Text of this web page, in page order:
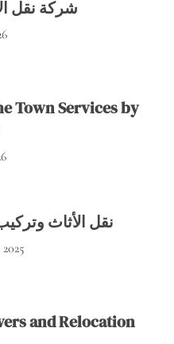
شركة نقل
Town Services by
نقل الأثاث
and Relocation